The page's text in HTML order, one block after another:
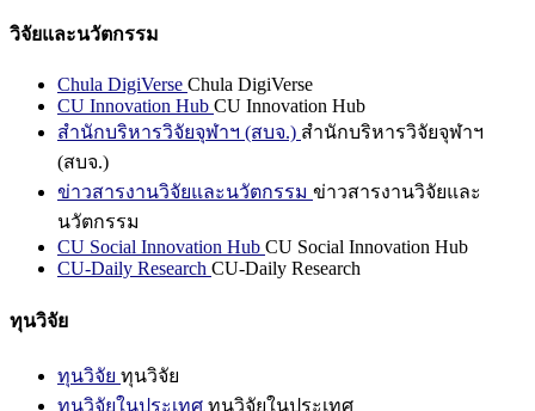
วิจัยและนวัตกรรม
Chula DigiVerse Chula DigiVerse
CU Innovation Hub CU Innovation Hub
สำนักบริหารวิจัยจุฬาฯ (สบจ.) สำนักบริหารวิจัยจุฬาฯ
(สบจ.)
ข่าวสารงานวิจัยและนวัตกรรม ข่าวสารงานวิจัยและ
นวัตกรรม
CU Social Innovation Hub CU Social Innovation Hub
CU-Daily Research CU-Daily Research
ทุนวิจัย
ทุนวิจัย ทุนวิจัย
ทุนวิจัยในประเทศ ทุนวิจัยในประเทศ